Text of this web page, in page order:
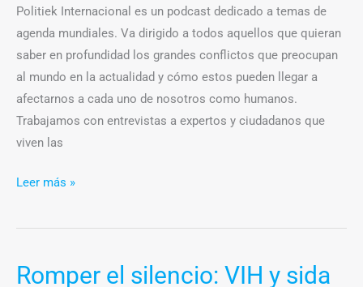
Politiek Internacional es un podcast dedicado a temas de
agenda mundiales. Va dirigido a todos aquellos que quieran
saber en profundidad los grandes conflictos que preocupan
al mundo en la actualidad y cómo estos pueden llegar a
afectarnos a cada uno de nosotros como humanos.
Trabajamos con entrevistas a expertos y ciudadanos que
viven las
Leer más »
Romper el silencio: VIH y sida
Romper